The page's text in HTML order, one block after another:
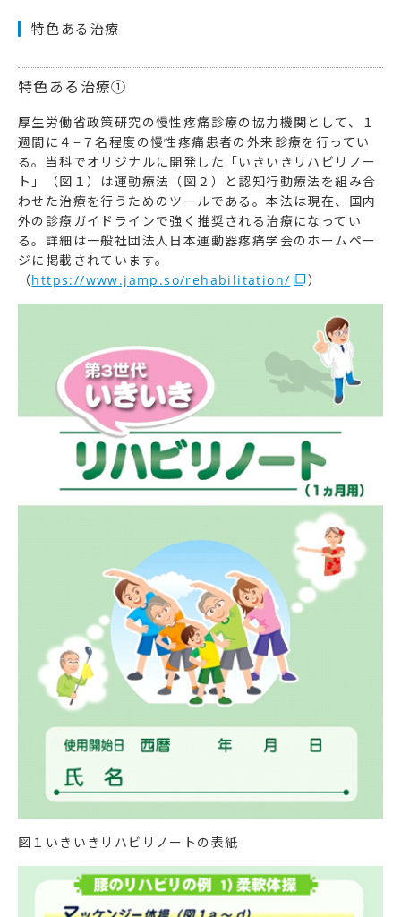
特色ある治療
特色ある治療①
厚生労働省政策研究の慢性疼痛診療の協力機関として、１
週間に４−７名程度の慢性疼痛患者の外来診療を行ってい
る。当科でオリジナルに開発した「いきいきリハビリノー
ト」（図１）は運動療法（図２）と認知行動療法を組み合
わせた治療を行うためのツールである。本法は現在、国内
外の診療ガイドラインで強く推奨される治療になってい
る。詳細は一般社団法人日本運動器疼痛学会のホームペー
ジに掲載されています。
（https://www.jamp.so/rehabilitation/ ）
図１いきいきリハビリノートの表紙